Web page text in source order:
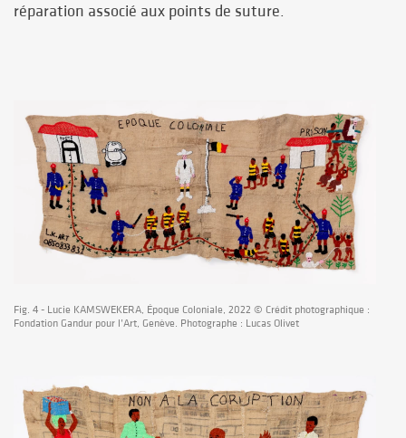
réparation associé aux points de suture.
Fig. 4 - Lucie KAMSWEKERA, Époque Coloniale, 2022 © Crédit photographique :
Fondation Gandur pour l’Art, Genève. Photographe : Lucas Olivet